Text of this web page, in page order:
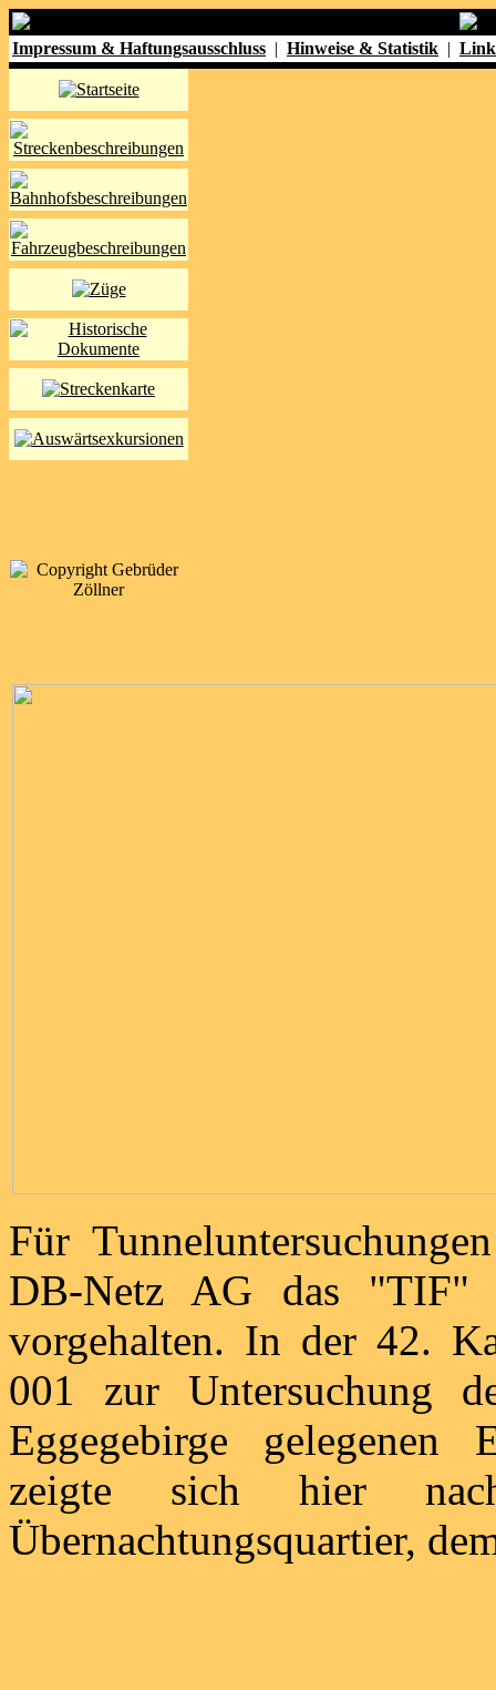
Impressum & Haftungsausschluss | Hinweise & Statistik |
Für
DB-Netz AG das "TIF"
vorgehalten. In der 42.
001 zur Untersuchung
Eggegebirge gelegenen
zeigte sich hier
Übernachtungsquartier,